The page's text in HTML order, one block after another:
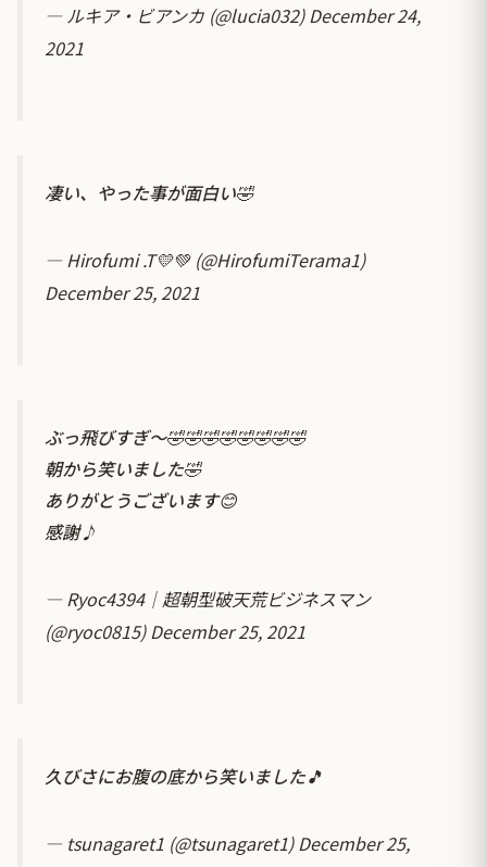
— ルキア・ビアンカ (@lucia032)December 24,
2021
凄い、やった事が面白い🤣
— Hirofumi .T💛💚 (@HirofumiTerama1)
December 25, 2021
ぶっ飛びすぎ〜🤣🤣🤣🤣🤣🤣🤣🤣
朝から笑いました🤣
ありがとうございます😊
感謝♪
— Ryoc4394｜超朝型破天荒ビジネスマン
(@ryoc0815)December 25, 2021
久びさにお腹の底から笑いました🎵
— tsunagaret1 (@tsunagaret1)December 25,